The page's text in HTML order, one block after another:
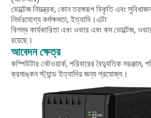
ভোল্টেজ নিয়ন্ত্রক, কোন তরঙ্গরূপ বিকৃতি এবং
নির্ভরযোগ্য কর্মক্ষমতা, ইত্যাদি।এটা
বিলম্ব কার্যকারিতা এবং ওভার এবং কম ভোল্টেজ,
রয়েছে।
আবেদন ক্ষেত্র
কম্পিউটার নেটওয়ার্ক, পরিবারের বৈদ্যুতিক সরঞ্জাম,
ক্রমাঙ্কন স্ট্যান্ড ইত্যাদির জন্য প্রযোজ্য।